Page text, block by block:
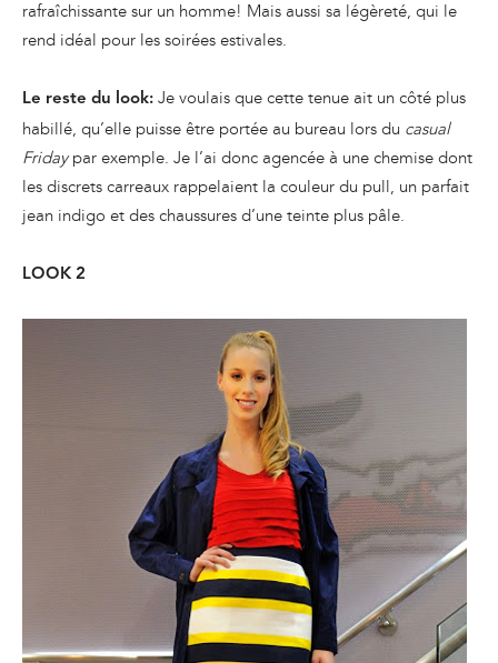
rafraîchissante sur un homme! Mais aussi sa légèreté, qui le
rend idéal pour les soirées estivales.
Le reste du look: Je voulais que cette tenue ait un côté plus
habillé, qu’elle puisse être portée au bureau lors du casual
Fridaypar exemple. Je l’ai donc agencée à une chemise dont
les discrets carreaux rappelaient la couleur du pull, un parfait
jean indigo et des chaussures d’une teinte plus pâle.
LOOK 2